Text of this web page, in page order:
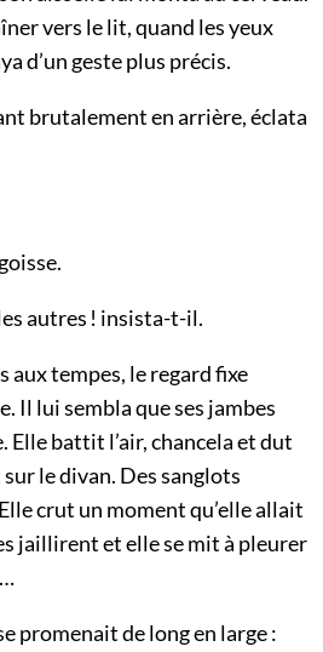
vers le lit, quand les yeux
d’un geste plus précis.
brutalement en arrière, éclata
autres ! insista-t-il.
aux tempes, le regard fixe
Il lui sembla que ses jambes
Elle battit l’air, chancela et dut
le divan. Des sanglots
crut un moment qu’elle allait
jaillirent et elle se mit à pleurer
promenait de long en large :